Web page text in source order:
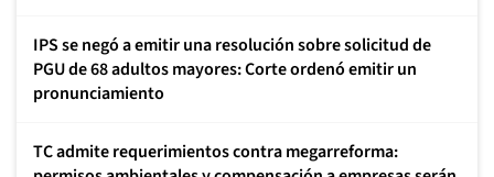
IPS se negó a emitir una resolución sobre solicitud de
PGU de 68 adultos mayores: Corte ordenó emitir un
pronunciamiento
TC admite requerimientos contra megarreforma: